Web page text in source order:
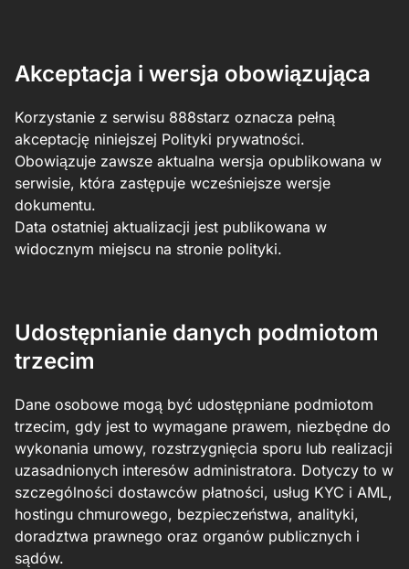
Akceptacja i wersja obowiązująca
Korzystanie z serwisu 888starz oznacza pełną
akceptację niniejszej Polityki prywatności.
Obowiązuje zawsze aktualna wersja opublikowana w
serwisie, która zastępuje wcześniejsze wersje
dokumentu.
Data ostatniej aktualizacji jest publikowana w
widocznym miejscu na stronie polityki.
Udostępnianie danych podmiotom
trzecim
Dane osobowe mogą być udostępniane podmiotom
trzecim, gdy jest to wymagane prawem, niezbędne do
wykonania umowy, rozstrzygnięcia sporu lub realizacji
uzasadnionych interesów administratora. Dotyczy to w
szczególności dostawców płatności, usług KYC i AML,
hostingu chmurowego, bezpieczeństwa, analityki,
doradztwa prawnego oraz organów publicznych i
sądów.